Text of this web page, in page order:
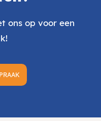
ons op voor een